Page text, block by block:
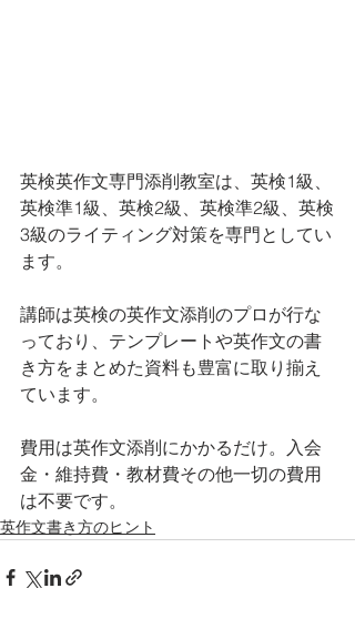
英検英作文専門添削教室は、英検1級、
英検準1級、英検2級、英検準2級、英検
3級のライティング対策を専門としてい
ます。
講師は英検の英作文添削のプロが行な
っており、テンプレートや英作文の書
き方をまとめた資料も豊富に取り揃え
ています。
費用は英作文添削にかかるだけ。入会
金・維持費・教材費その他一切の費用
は不要です。
英作文書き方のヒント